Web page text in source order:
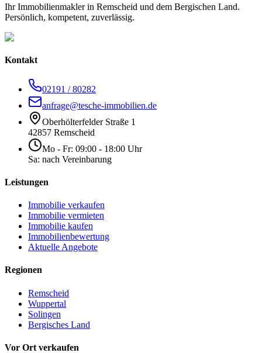
Ihr Immobilienmakler in Remscheid und dem Bergischen Land.
Persönlich, kompetent, zuverlässig.
Kontakt
02191 / 80282
anfrage@tesche-immobilien.de
Oberhölterfelder Straße 1
42857 Remscheid
Mo - Fr: 09:00 - 18:00 Uhr
Sa: nach Vereinbarung
Leistungen
Immobilie verkaufen
Immobilie vermieten
Immobilie kaufen
Immobilienbewertung
Aktuelle Angebote
Regionen
Remscheid
Wuppertal
Solingen
Bergisches Land
Vor Ort verkaufen